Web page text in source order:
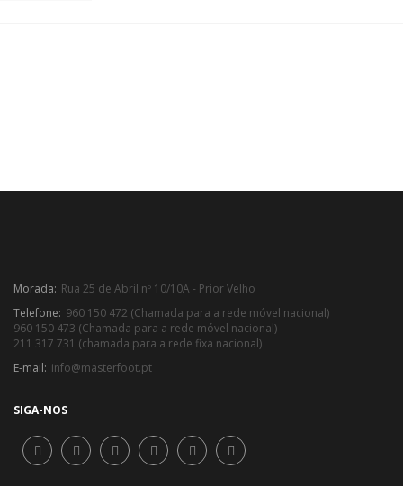
Morada: Rua 25 de Abril nº 10/10A - Prior Velho
Telefone: 960 150 472 (Chamada para a rede móvel nacional)
960 150 473 (Chamada para a rede móvel nacional)
211 317 731 (chamada para a rede fixa nacional)
E-mail: info@masterfoot.pt
SIGA-NOS